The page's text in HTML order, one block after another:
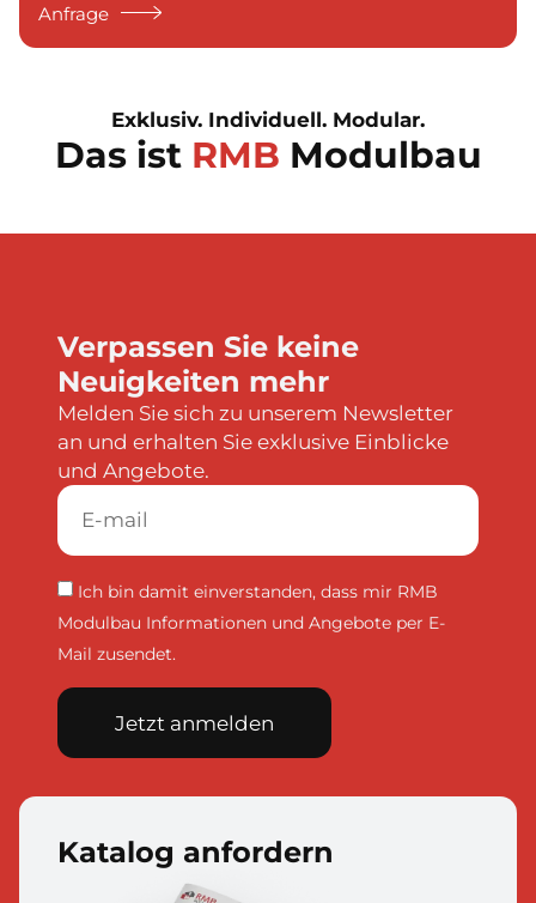
Anfrage
Exklusiv. Individuell. Modular.
Das ist RMB Modulbau
Verpassen Sie keine
Neuigkeiten mehr
Melden Sie sich zu unserem Newsletter
an und erhalten Sie exklusive Einblicke
und Angebote.
Ich bin damit einverstanden, dass mir RMB
Modulbau Informationen und Angebote per E-
Mail zusendet.
Jetzt anmelden
Katalog anfordern